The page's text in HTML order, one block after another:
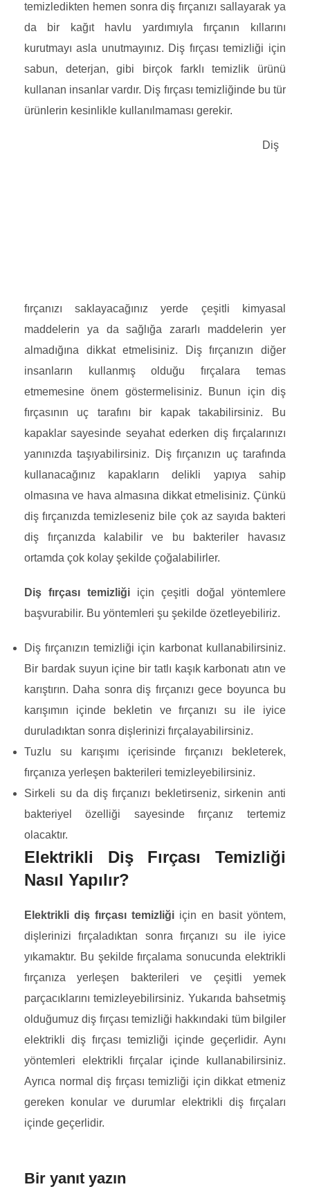
temizledikten hemen sonra diş fırçanızı sallayarak ya
da bir kağıt havlu yardımıyla fırçanın kıllarını
kurutmayı asla unutmayınız. Diş fırçası temizliği için
sabun, deterjan, gibi birçok farklı temizlik ürünü
kullanan insanlar vardır. Diş fırçası temizliğinde bu tür
ürünlerin kesinlikle kullanılmaması gerekir.
Diş
fırçanızı saklayacağınız yerde çeşitli kimyasal
maddelerin ya da sağlığa zararlı maddelerin yer
almadığına dikkat etmelisiniz. Diş fırçanızın diğer
insanların kullanmış olduğu fırçalara temas
etmemesine önem göstermelisiniz. Bunun için diş
fırçasının uç tarafını bir kapak takabilirsiniz. Bu
kapaklar sayesinde seyahat ederken diş fırçalarınızı
yanınızda taşıyabilirsiniz. Diş fırçanızın uç tarafında
kullanacağınız kapakların delikli yapıya sahip
olmasına ve hava almasına dikkat etmelisiniz. Çünkü
diş fırçanızda temizleseniz bile çok az sayıda bakteri
diş fırçanızda kalabilir ve bu bakteriler havasız
ortamda çok kolay şekilde çoğalabilirler.
Diş fırçası temizliği için çeşitli doğal yöntemlere
başvurabilir. Bu yöntemleri şu şekilde özetleyebiliriz.
Diş fırçanızın temizliği için karbonat kullanabilirsiniz.
Bir bardak suyun içine bir tatlı kaşık karbonatı atın ve
karıştırın. Daha sonra diş fırçanızı gece boyunca bu
karışımın içinde bekletin ve fırçanızı su ile iyice
duruladıktan sonra dişlerinizi fırçalayabilirsiniz.
Tuzlu su karışımı içerisinde fırçanızı bekleterek,
fırçanıza yerleşen bakterileri temizleyebilirsiniz.
Sirkeli su da diş fırçanızı bekletirseniz, sirkenin anti
bakteriyel özelliği sayesinde fırçanız tertemiz
olacaktır.
Elektrikli Diş Fırçası Temizliği
Nasıl Yapılır?
Elektrikli diş fırçası temizliği için en basit yöntem,
dişlerinizi fırçaladıktan sonra fırçanızı su ile iyice
yıkamaktır. Bu şekilde fırçalama sonucunda elektrikli
fırçanıza yerleşen bakterileri ve çeşitli yemek
parçacıklarını temizleyebilirsiniz. Yukarıda bahsetmiş
olduğumuz diş fırçası temizliği hakkındaki tüm bilgiler
elektrikli diş fırçası temizliği içinde geçerlidir. Aynı
yöntemleri elektrikli fırçalar içinde kullanabilirsiniz.
Ayrıca normal diş fırçası temizliği için dikkat etmeniz
gereken konular ve durumlar elektrikli diş fırçaları
içinde geçerlidir.
Bir yanıt yazın